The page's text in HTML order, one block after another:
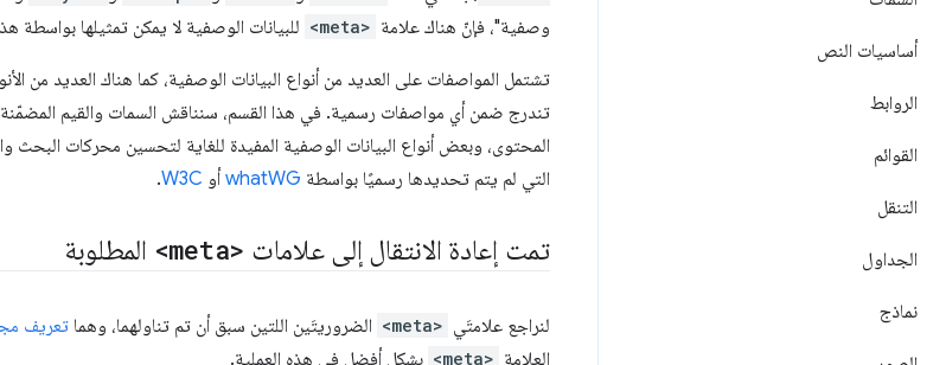
أساسيات النص
الروابط
القوائم
التنقل
الجداول
نماذج
وصفية"، فإنّ هناك علامة <meta> للبيانات الوصفية لا يمكن تمثيلها بواسطة
تشتمل المواصفات على العديد من أنواع البيانات الوصفية، كما هناك العديد من
تندرج ضمن أي مواصفات رسمية. في هذا القسم، سنناقش السمات والقيم
المحتوى، وبعض أنواع البيانات الوصفية المفيدة للغاية لتحسين محركات
التي لم يتم تحديدها رسميًا بواسطة whatWG أو W3C
.
تمت إعادة الانتقال إلى علامات <meta> المطلوبة
لنراجع علامتَي <meta> الضروريتَين اللتين سبق أن تم تناولهما، وهما تعريف
العلامة <meta> بشكل أفضل في هذه العملية.